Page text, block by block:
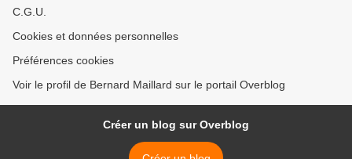
C.G.U.
Cookies et données personnelles
Préférences cookies
Voir le profil de Bernard Maillard sur le portail Overblog
Créer un blog sur Overblog